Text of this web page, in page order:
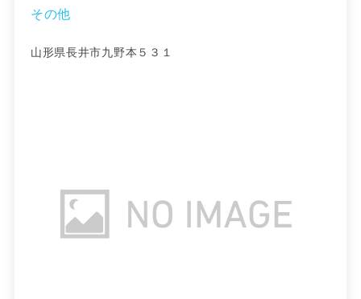
その他
山形県長井市九野本５３１